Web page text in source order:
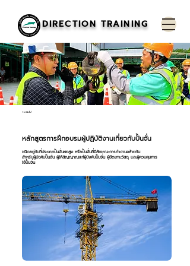
DIRECTION TRAINING
< กลับไป
หลักสูตรการฝึกอบรมผู้ปฏิบัติงานเกี่ยวกับปั้นจั่น
ชนิดอยู่กับที่ประเภทปั้นจั่นหอสูง หรือปั้นจั่นที่มีลักษณะการทำงานคล้ายกัน
สำหรับผู้บังคับปั้นจั่น ผู้ให้สัญญาณแก่ผู้บังคับปั้นจั่น ผู้ยึดเกาะวัสดุ และผู้ควบคุมการ
ใช้ปั้นจั่น